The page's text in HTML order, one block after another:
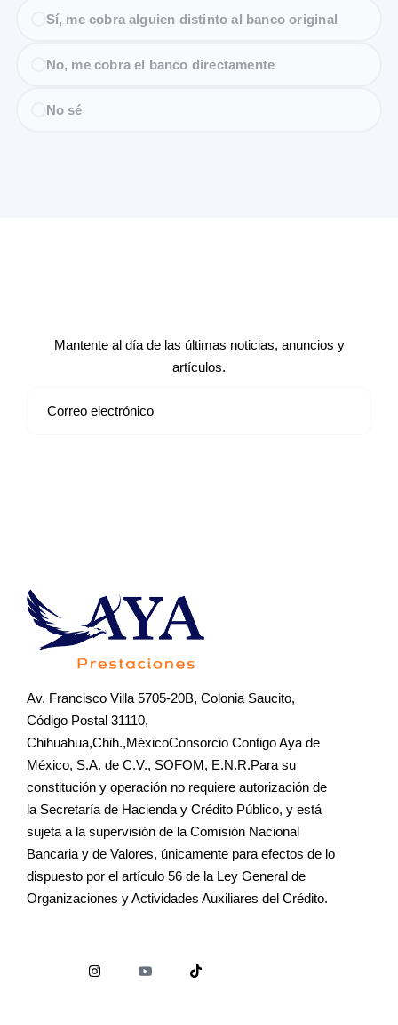
Sí, me cobra alguien distinto al banco original
No, me cobra el banco directamente
No sé
Mantente al día de las últimas noticias, anuncios y
artículos.
Av. Francisco Villa 5705-20B, Colonia Saucito,
Código Postal 31110,
Chihuahua,Chih.,MéxicoConsorcio Contigo Aya de
México, S.A. de C.V., SOFOM, E.N.R.Para su
constitución y operación no requiere autorización de
la Secretaría de Hacienda y Crédito Público, y está
sujeta a la supervisión de la Comisión Nacional
Bancaria y de Valores, únicamente para efectos de lo
dispuesto por el artículo 56 de la Ley General de
Organizaciones y Actividades Auxiliares del Crédito.